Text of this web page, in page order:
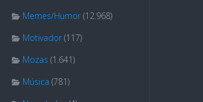
Memes/Humor (12.968)
Motivador (117)
Mozas (1.641)
Música (781)